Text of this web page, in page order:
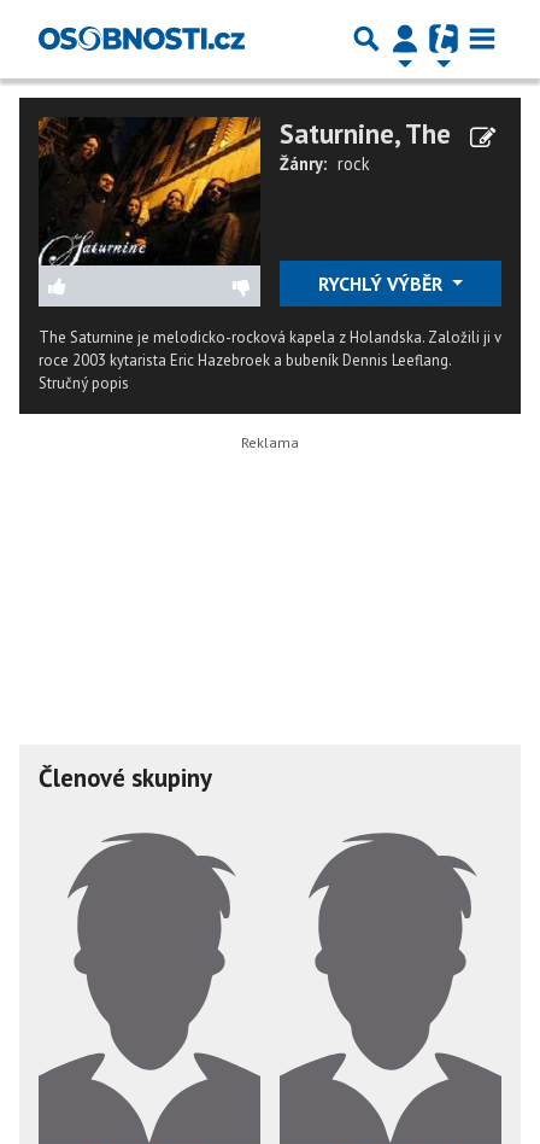
Saturnine, The
Žánry: rock
RYCHLÝ VÝBĚR
The Saturnine je melodicko-rocková kapela z Holandska. Založili ji v
roce 2003 kytarista Eric Hazebroek a bubeník Dennis Leeflang.
Stručný popis
Členové skupiny